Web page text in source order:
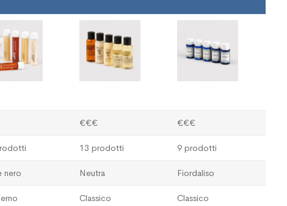
€€€ €€€
13 prodotti 9 prodotti
nero Neutra Fiordaliso
Classico Classico